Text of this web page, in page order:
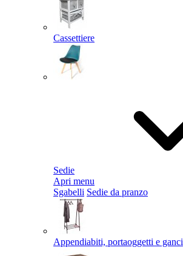
Cassettiere
Sedie
Apri menu
Sgabelli Sedie da pranzo
Appendiabiti, portaoggetti e ganci